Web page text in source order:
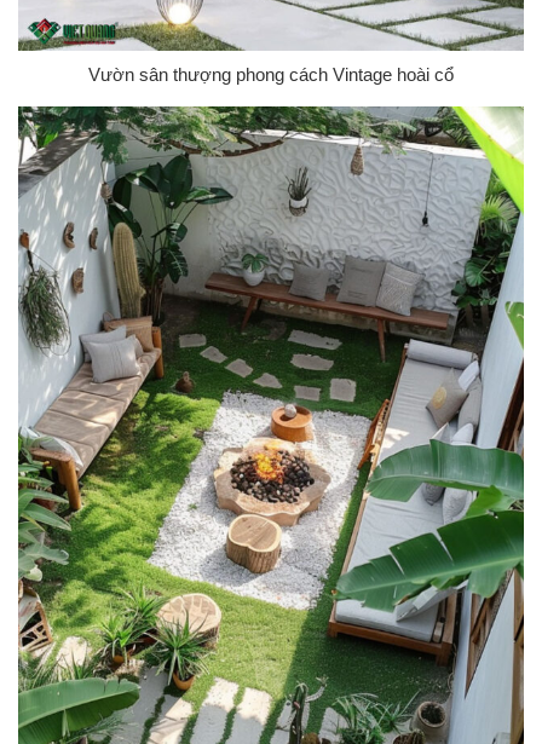
Vườn sân thượng phong cách Vintage hoài cổ